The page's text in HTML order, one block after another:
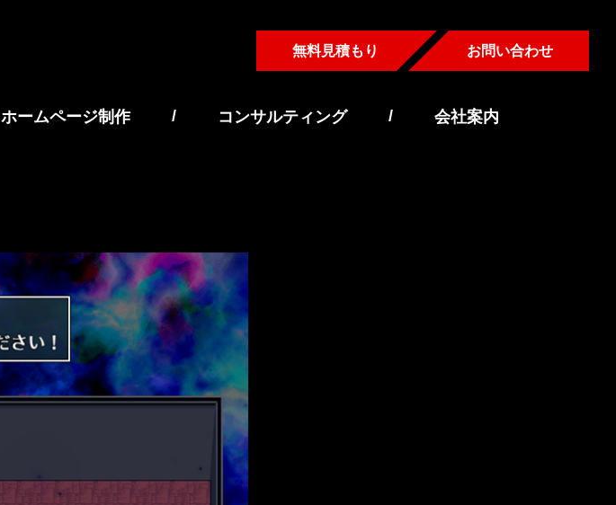
ホームページ制作 / コンサルティング / 会社案内
無料見積もり お問い合わせ